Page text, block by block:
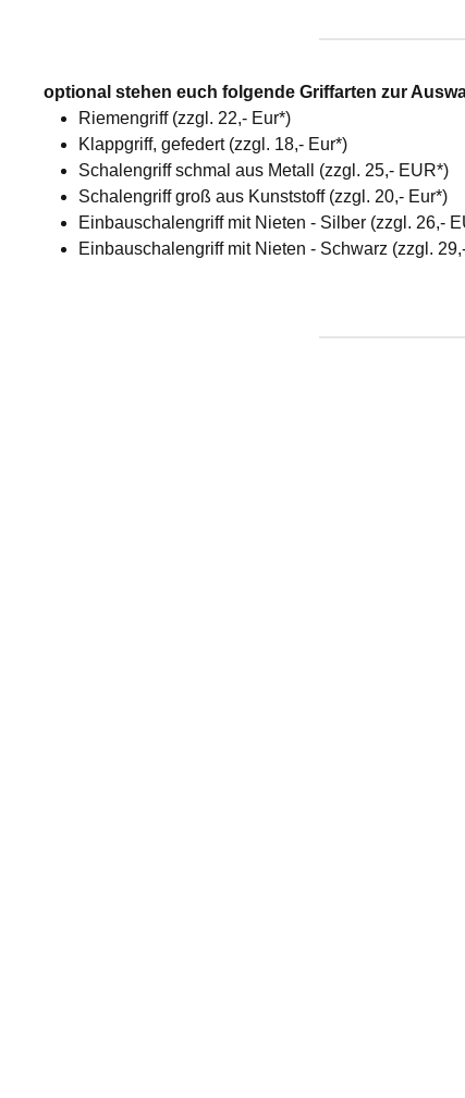
optional stehen euch folgende Griffarten zur
Riemengriff (zzgl. 22,- Eur*)
Klappgriff, gefedert (zzgl. 18,- Eur*)
Schalengriff schmal aus Metall (zzgl. 25,- EUR*)
Schalengriff groß aus Kunststoff (zzgl. 20,- Eur*)
Einbauschalengriff mit Nieten - Silber (zzgl. 26,-
Einbauschalengriff mit Nieten - Schwarz (zzgl.